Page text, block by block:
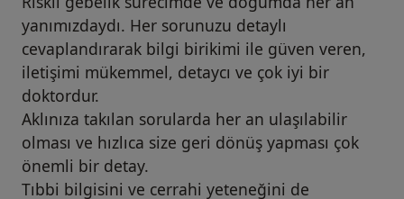
yanımızdaydı. Her sorunuzu detaylı
cevaplandırarak bilgi birikimi ile güven veren,
iletişimi mükemmel, detaycı ve çok iyi bir
doktordur.
Aklınıza takılan sorularda her an ulaşılabilir
olması ve hızlıca size geri dönüş yapması çok
önemli bir detay.
Tıbbi bilgisini ve cerrahi yeteneğini de